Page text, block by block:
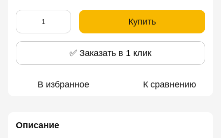
Купить
✅ Заказать в 1 клик
В избранное К сравнению
Описание